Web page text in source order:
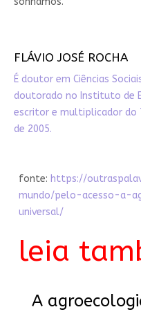
FLÁVIO JOSÉ ROCHA
É doutor em Ciências
doutorado no Instituto de
escritor e multiplicador do
de 2005.
fonte: https://
mundo/pelo-acesso-a-
universal/
leia
A